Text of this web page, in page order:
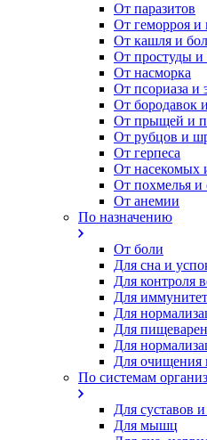
От паразитов
Oт геморроя и
От кашля и
От простуды и
От насморка
Oт псориаза и
От бородавок
От прыщей и
От рубцов и
От герпеса
От насекомых
От похмелья и
От анемии
По назначению
От боли
Для сна и
Для контроля
Для
Для
Для
Для
Для очищения
По системам
Для суставов и
Для мышц